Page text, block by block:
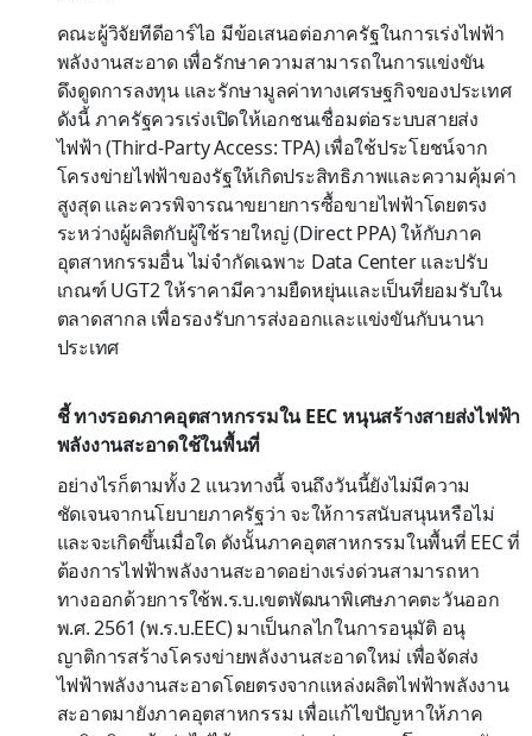
คณะผู้วิจัยทีดีอาร์ไอ มีข้อเสนอต่อภาครัฐในการเร่งไฟฟ้า
พลังงานสะอาด เพื่อรักษาความสามารถในการแข่งขัน
ดึงดูดการลงทุน และรักษามูลค่าทางเศรษฐกิจของประเทศ
ดังนี้ ภาครัฐควรเร่งเปิดให้เอกชนเชื่อมต่อระบบสายส่ง
ไฟฟ้า (Third-Party Access: TPA) เพื่อใช้ประโยชน์จาก
โครงข่ายไฟฟ้าของรัฐให้เกิดประสิทธิภาพและความคุ้มค่า
สูงสุด และควรพิจารณาขยายการซื้อขายไฟฟ้าโดยตรง
ระหว่างผู้ผลิตกับผู้ใช้รายใหญ่ (Direct PPA) ให้กับภาค
อุตสาหกรรมอื่น ไม่จำกัดเฉพาะ Data Center และปรับ
เกณฑ์ UGT2 ให้ราคามีความยืดหยุ่นและเป็นที่ยอมรับใน
ตลาดสากล เพื่อรองรับการส่งออกและแข่งขันกับนานา
ประเทศ
ชี้ ทางรอดภาคอุตสาหกรรมใน EEC หนุนสร้างสายส่งไฟฟ้า
พลังงานสะอาดใช้ในพื้นที่
อย่างไรก็ตามทั้ง 2 แนวทางนี้ จนถึงวันนี้ยังไม่มีความ
ชัดเจนจากนโยบายภาครัฐว่า จะให้การสนับสนุนหรือไม่
และจะเกิดขึ้นเมื่อใด ดังนั้นภาคอุตสาหกรรมในพื้นที่ EEC ที่
ต้องการไฟฟ้าพลังงานสะอาดอย่างเร่งด่วนสามารถหา
ทางออกด้วยการใช้พ.ร.บ.เขตพัฒนาพิเศษภาคตะวันออก
พ.ศ. 2561 (พ.ร.บ.EEC) มาเป็นกลไกในการอนุมัติ อนุ
ญาติการสร้างโครงข่ายพลังงานสะอาดใหม่ เพื่อจัดส่ง
ไฟฟ้าพลังงานสะอาดโดยตรงจากแหล่งผลิตไฟฟ้าพลังงาน
สะอาดมายังภาคอุตสาหกรรม เพื่อแก้ไขปัญหาให้ภาค